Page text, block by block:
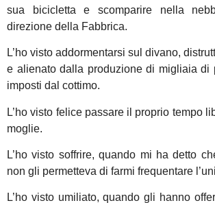
sua bicicletta e scomparire nella
direzione della Fabbrica.
L’ho visto addormentarsi sul divano,
e alienato dalla produzione di migliaia di
imposti dal cottimo.
L’ho visto felice passare il proprio tempo
moglie.
L’ho visto soffrire, quando mi ha detto
non gli permetteva di farmi frequentare
L’ho visto umiliato, quando gli hanno